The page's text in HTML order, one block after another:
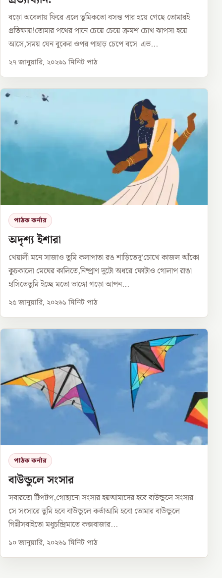
বড়ো অবেলায় ফিরে এলে তুমিকতো বসন্ত পার হয়ে গেছে তোমারই
প্রতিক্ষায়!তোমার পথের পানে চেয়ে চেয়ে ক্রমশ চোখ ঝাপসা হয়ে
আসে,সময় যেন বুকের ওপর পাহাড় চেপে বসে।এভ...
২৭ জানুয়ারি, ২০২৬১ মিনিট পাঠ
পাঠক কর্নার
অদৃশ্য ইশারা
খেয়ালী মনে সাজাও তুমি কলাপাতা রঙ শাড়িতেদু’চোখে কাজল আঁকো
কুচকালো মেঘের কালিতে,নিষ্প্রাণ দুটো অধরে ফোটাও গোলাপ রাঙা
হাসিতেতুমি ইচ্ছে মতো ভাঙ্গো গড়ো আপন...
২৫ জানুয়ারি, ২০২৬১ মিনিট পাঠ
পাঠক কর্নার
বাউন্ডুলে সংসার
সবারতো টিপটপ,গোছানো সংসার হয়আমাদের হবে বাউন্ডুলে সংসার।
সে সংসারে তুমি হবে বাউন্ডুলে কর্তাআমি হবো তোমার বাউন্ডুলে
গিন্নীসবাইতো মধুচন্দ্রিমাতে কক্সবাজার...
১০ জানুয়ারি, ২০২৬১ মিনিট পাঠ